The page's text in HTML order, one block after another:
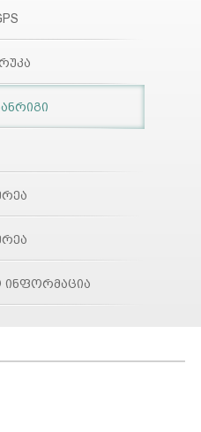
ინფორმაცია